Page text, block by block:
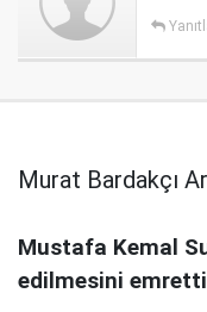
Murat Bardakçı
Mustafa Kemal
edilmesini emretti